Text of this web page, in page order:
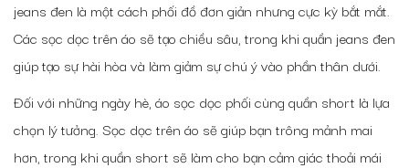
jeans đen là một cách phối đồ đơn giản nhưng cực kỳ bắt mắt.
Các sọc dọc trên áo sẽ tạo chiều sâu, trong khi quần jeans đen
giúp tạo sự hài hòa và làm giảm sự chú ý vào phần thân dưới.
Đối với những ngày hè, áo sọc dọc phối cùng quần short là lựa
chọn lý tưởng. Sọc dọc trên áo sẽ giúp bạn trông mảnh mai
hơn, trong khi quần short sẽ làm cho bạn cảm giác thoải mái